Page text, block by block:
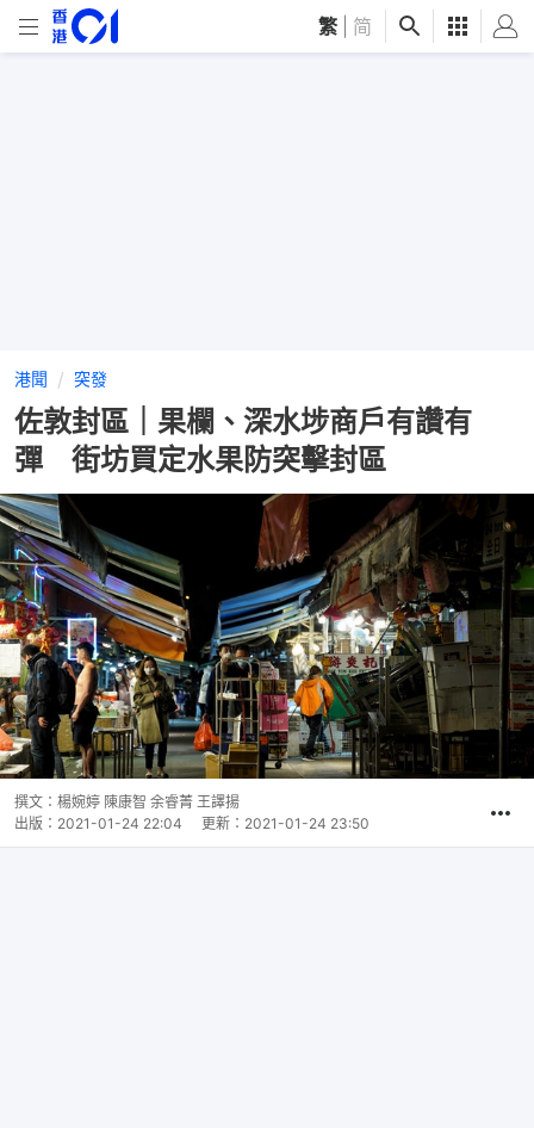
繁 简
港聞 突發
佐敦封區｜果欄、深水埗商戶有讚有
彈 街坊買定水果防突擊封區
撰文： 楊婉婷 陳康智 余睿菁 王譯揚
出版： 2021-01-24 22:04 更新： 2021-01-24 23:50